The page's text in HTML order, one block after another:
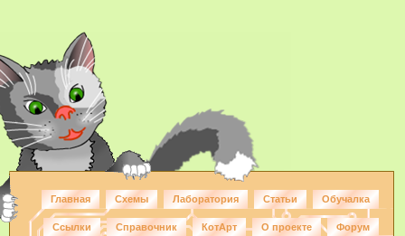
Главная Схемы Лаборатория Статьи Обучалка
Ссылки Справочник КотАрт О проекте Форум